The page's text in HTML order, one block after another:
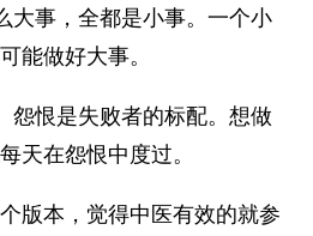
大事，全都是小事。一个小
能做好大事。
怨恨是失败者的标配。想做
天在怨恨中度过。
版本，觉得中医有效的就参